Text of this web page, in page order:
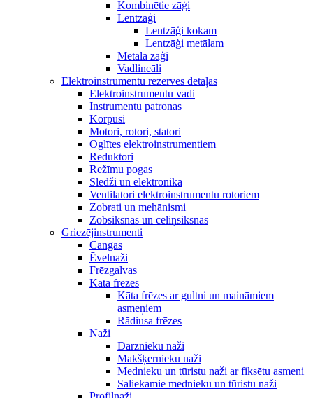
Kombinētie zāģi
Lentzāģi
Lentzāģi kokam
Lentzāģi metālam
Metāla zāģi
Vadlineāli
Elektroinstrumentu rezerves detaļas
Elektroinstrumentu vadi
Instrumentu patronas
Korpusi
Motori, rotori, statori
Oglītes elektroinstrumentiem
Reduktori
Režīmu pogas
Slēdži un elektronika
Ventilatori elektroinstrumentu rotoriem
Zobrati un mehānismi
Zobsiksnas un celiņsiksnas
Griezējinstrumenti
Cangas
Ēvelnaži
Frēzgalvas
Kāta frēzes
Kāta frēzes ar gultni un maināmiem
asmeņiem
Rādiusa frēzes
Naži
Dārznieku naži
Makšķernieku naži
Mednieku un tūristu naži ar fiksētu asmeni
Saliekamie mednieku un tūristu naži